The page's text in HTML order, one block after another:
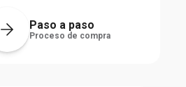
Paso a paso
Proceso de compra